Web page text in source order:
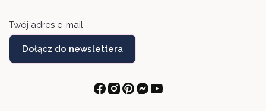
Twój adres e-mail
Dołącz do newslettera